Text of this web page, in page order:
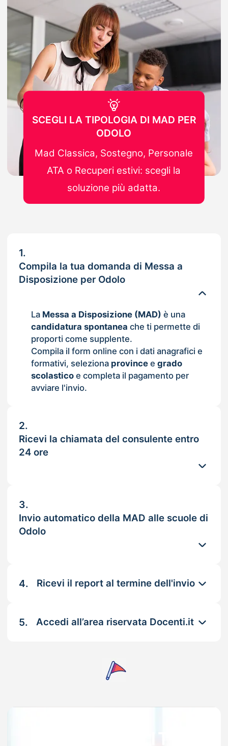
1.
Compila la tua domanda di Messa a
Disposizione per Odolo
La Messa a Disposizione (MAD) è una
candidatura spontanea che ti permette di
proporti come supplente.
Compila il form online con i dati anagrafici e
formativi, seleziona provincee grado
scolasticoe completa il pagamento per
avviare l'invio.
2.
Ricevi la chiamata del consulente entro
24 ore
3.
Invio automatico della MAD alle scuole di
Odolo
4. Ricevi il report al termine dell'invio
5. Accedi all’area riservata Docenti.it
SCEGLI LA TIPOLOGIA DI MAD PER
ODOLO
Mad Classica, Sostegno, Personale
ATA o Recuperi estivi: scegli la
soluzione più adatta.